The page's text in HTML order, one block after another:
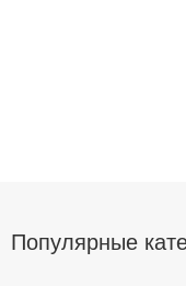
Популярные